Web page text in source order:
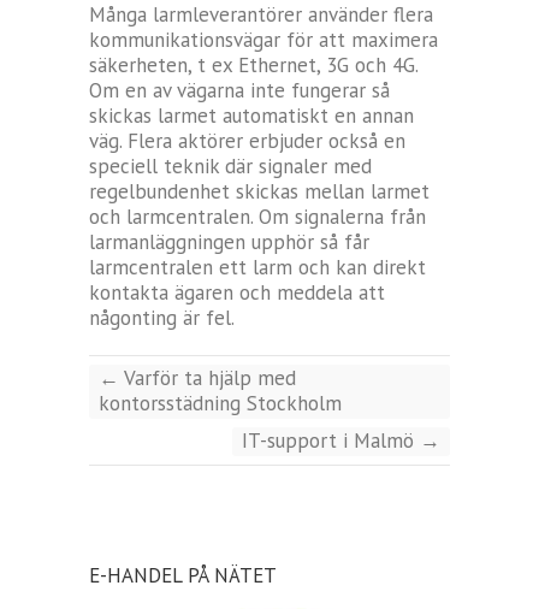
Många larmleverantörer använder flera
kommunikationsvägar för att maximera
säkerheten, t ex Ethernet, 3G och 4G.
Om en av vägarna inte fungerar så
skickas larmet automatiskt en annan
väg. Flera aktörer erbjuder också en
speciell teknik där signaler med
regelbundenhet skickas mellan larmet
och larmcentralen. Om signalerna från
larmanläggningen upphör så får
larmcentralen ett larm och kan direkt
kontakta ägaren och meddela att
någonting är fel.
← Varför ta hjälp med
kontorsstädning Stockholm
IT-support i Malmö →
E-HANDEL PÅ NÄTET